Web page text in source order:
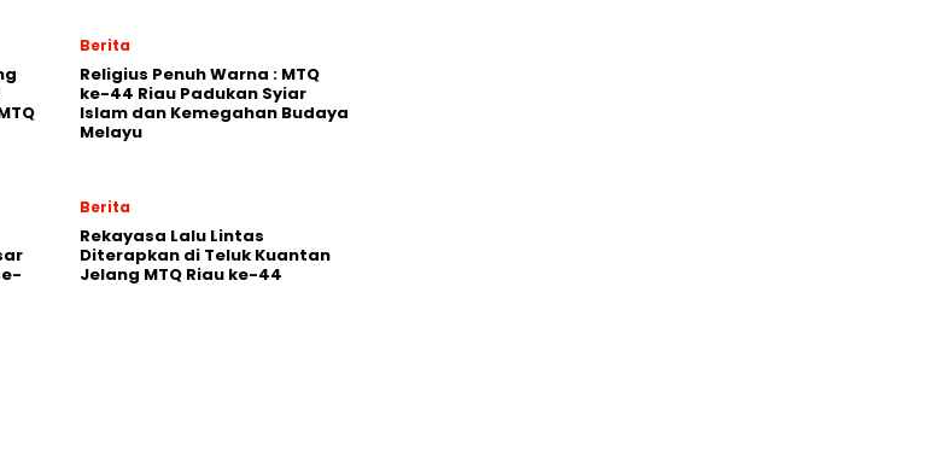
Berita
Religius Penuh Warna : MTQ
ke-44 Riau Padukan Syiar
Islam dan Kemegahan Budaya
Melayu
Berita
Rekayasa Lalu Lintas
Diterapkan di Teluk Kuantan
Jelang MTQ Riau ke-44